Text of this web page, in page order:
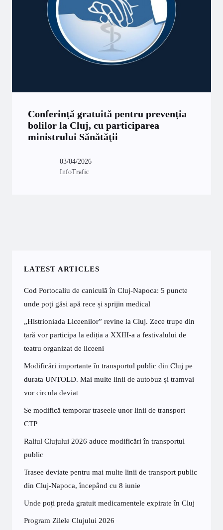
Conferinţă gratuită pentru prevenţia
bolilor la Cluj, cu participarea
ministrului Sănătăţii
03/04/2026
InfoTrafic
LATEST ARTICLES
Cod Portocaliu de caniculă în Cluj-Napoca: 5 puncte
unde poți găsi apă rece și sprijin medical
„Histrioniada Liceenilor” revine la Cluj. Zece trupe din
țară vor participa la ediția a XXIII-a a festivalului de
teatru organizat de liceeni
Modificări importante în transportul public din Cluj pe
durata UNTOLD. Mai multe linii de autobuz și tramvai
vor circula deviat
Se modifică temporar traseele unor linii de transport
CTP
Raliul Clujului 2026 aduce modificări în transportul
public
Trasee deviate pentru mai multe linii de transport public
din Cluj-Napoca, începând cu 8 iunie
Unde poți preda gratuit medicamentele expirate în Cluj
Program Zilele Clujului 2026